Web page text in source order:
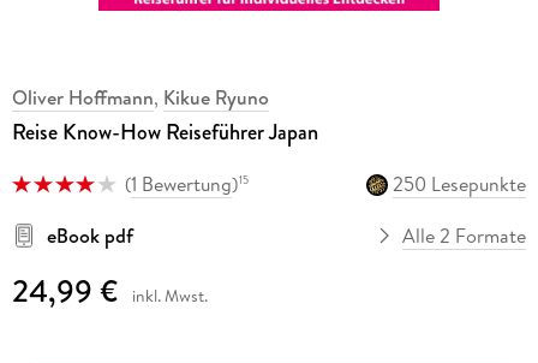
Oliver Hoffmann, Kikue Ryuno
Reise Know-How Reiseführer Japan
(1 Bewertung)15
250 Lesepunkte
eBook pdf
Alle 2 Formate
24,99 € inkl. Mwst.